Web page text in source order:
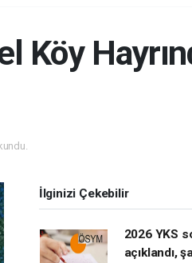
Köy
İlginizi Çekebilir
2026 YKS
açıklandı,